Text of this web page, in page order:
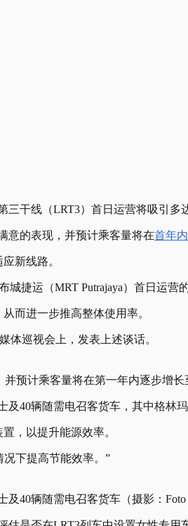
三干线（LRT3）首日运营将吸引多
意的表现，并预计乘客量将在首年
新线路。
捷运（MRT Putrajaya）首日运营
而进一步推高整体使用率。
体巡视会上，发表上述谈话。
预计乘客量将在第一年内逐步增
及40辆随需电召客货车，其中格林
，以提升能源效率。
下提高节能效率。”
及40辆随需电召客货车（摄影：